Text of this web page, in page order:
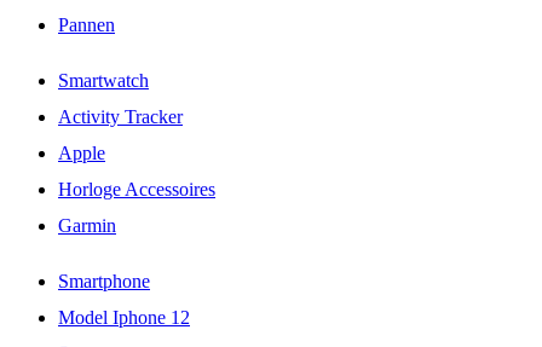
Pannen
Smartwatch
Activity Tracker
Apple
Horloge Accessoires
Garmin
Smartphone
Model Iphone 12